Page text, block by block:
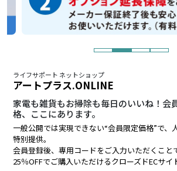
ライフサポート ネットショップ
アートプラス.ONLINE
家電も雑貨もお掃除も毎日のいいね！会
格、ここにあります。
一般公開では実現できない“会員限定価格”で、
特別提供。
会員登録後、専用コードをご入力いただくこと
25％OFFでご購入いただけるクローズドECサイ